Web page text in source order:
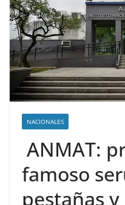
NACIONALES
ANMAT:
famoso
pestañas